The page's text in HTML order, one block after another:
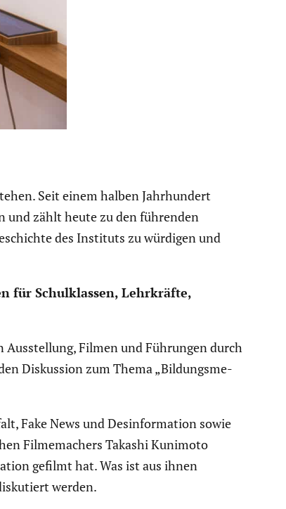
Seit einem halben Jahrhun­dert
und zählt heute zu den führenden
des Instituts zu würdigen und
für Schul­klassen, Lehrkräfte,
Filmen und Führungen durch
Diskus­sion zum Thema „Bildungs­me­
Fake News und Desin­for­ma­tion sowie
Filme­ma­chers Takashi Kunimoto
gefilmt hat. Was ist aus ihnen
werden.